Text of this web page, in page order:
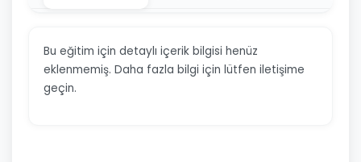
Bu eğitim için detaylı içerik bilgisi henüz
eklenmemiş. Daha fazla bilgi için lütfen iletişime
geçin.